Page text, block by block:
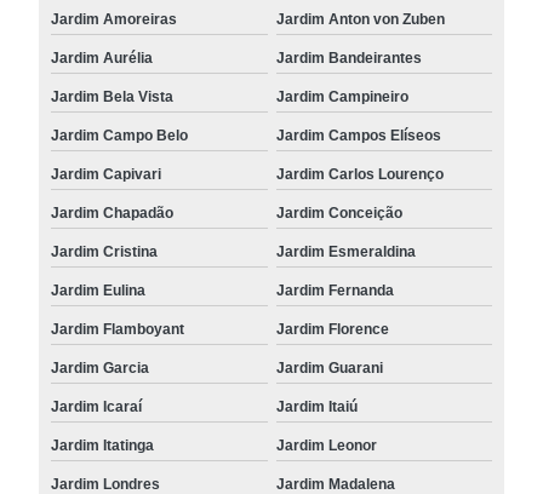
Jardim Amoreiras Jardim Anton von Zuben
Jardim Aurélia Jardim Bandeirantes
Jardim Bela Vista Jardim Campineiro
Jardim Campo Belo Jardim Campos Elíseos
Jardim Capivari Jardim Carlos Lourenço
Jardim Chapadão Jardim Conceição
Jardim Cristina Jardim Esmeraldina
Jardim Eulina Jardim Fernanda
Jardim Flamboyant Jardim Florence
Jardim Garcia Jardim Guarani
Jardim Icaraí Jardim Itaiú
Jardim Itatinga Jardim Leonor
Jardim Londres Jardim Madalena